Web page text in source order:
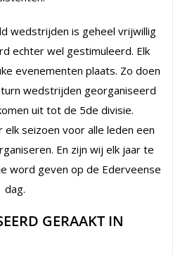
wedstrijden is geheel vrijwillig
echter wel gestimuleerd. Elk
evenementen plaats. Zo doen
wedstrijden georganiseerd
uit tot de 5de divisie.
seizoen voor alle leden een
En zijn wij elk jaar te
word geven op de Ederveense
dag.
GERAAKT IN